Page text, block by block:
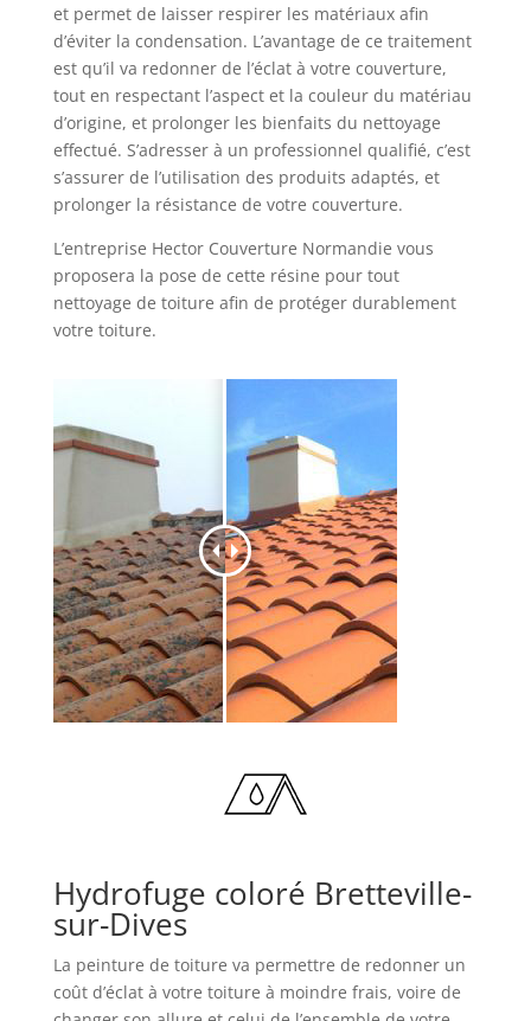
et permet de laisser respirer les matériaux afin
d’éviter la condensation. L’avantage de ce traitement
est qu’il va redonner de l’éclat à votre couverture,
tout en respectant l’aspect et la couleur du matériau
d’origine, et prolonger les bienfaits du nettoyage
effectué. S’adresser à un professionnel qualifié, c’est
s’assurer de l’utilisation des produits adaptés, et
prolonger la résistance de votre couverture.
L’entreprise Hector Couverture Normandie vous
proposera la pose de cette résine pour tout
nettoyage de toiture afin de protéger durablement
votre toiture.
Hydrofuge coloré Bretteville-
sur-Dives
La peinture de toiture va permettre de redonner un
coût d’éclat à votre toiture à moindre frais, voire de